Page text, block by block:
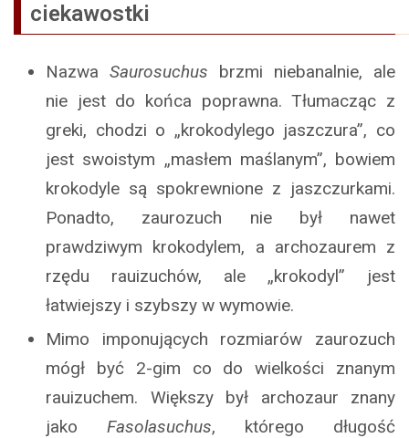
ciekawostki
Nazwa Saurosuchus brzmi niebanalnie, ale
nie jest do końca poprawna. Tłumacząc z
greki, chodzi o „krokodylego jaszczura”, co
jest swoistym „masłem maślanym”, bowiem
krokodyle są spokrewnione z jaszczurkami.
Ponadto, zaurozuch nie był nawet
prawdziwym krokodylem, a archozaurem z
rzędu rauizuchów, ale „krokodyl” jest
łatwiejszy i szybszy w wymowie.
Mimo imponujących rozmiarów zaurozuch
mógł być 2-gim co do wielkości znanym
rauizuchem. Większy był archozaur znany
jako Fasolasuchus, którego długość